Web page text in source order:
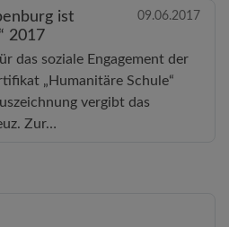
ist
2017
09.06.2017
das soziale Engagement der
„Humanitäre Schule“
vergibt das
Zur…